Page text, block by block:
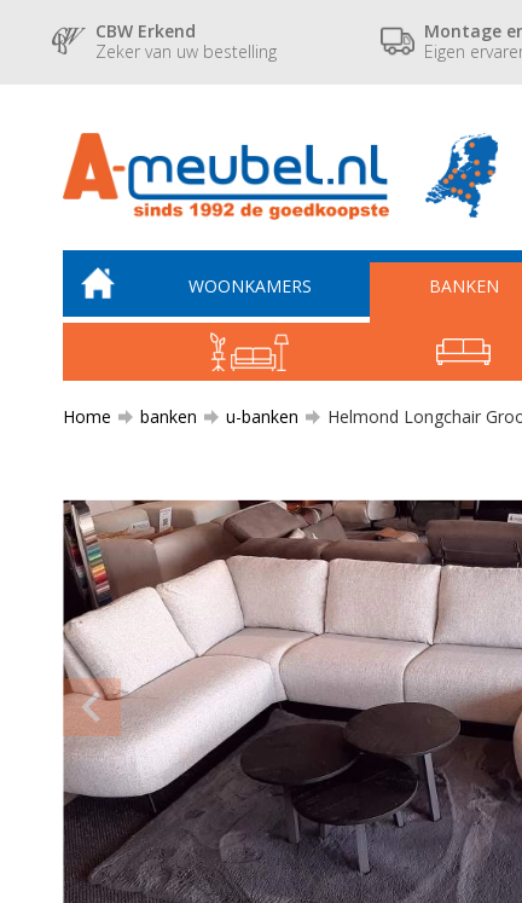
CBW Erkend
Zeker van uw bestelling
Montage
Eigen
WOONKAMERS BANKEN
Home banken u-banken Helmond Longchair